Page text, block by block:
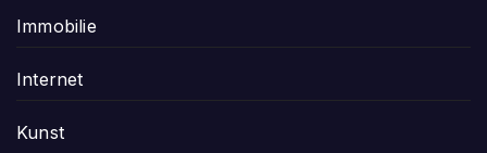
Immobilie
Internet
Kunst